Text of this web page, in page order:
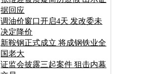
据回应
调油价窗口开启4天 发改委未
决定降价
新鞍钢正式成立 将成钢铁业全
国老大
证监会披露三起案件 狙击内幕